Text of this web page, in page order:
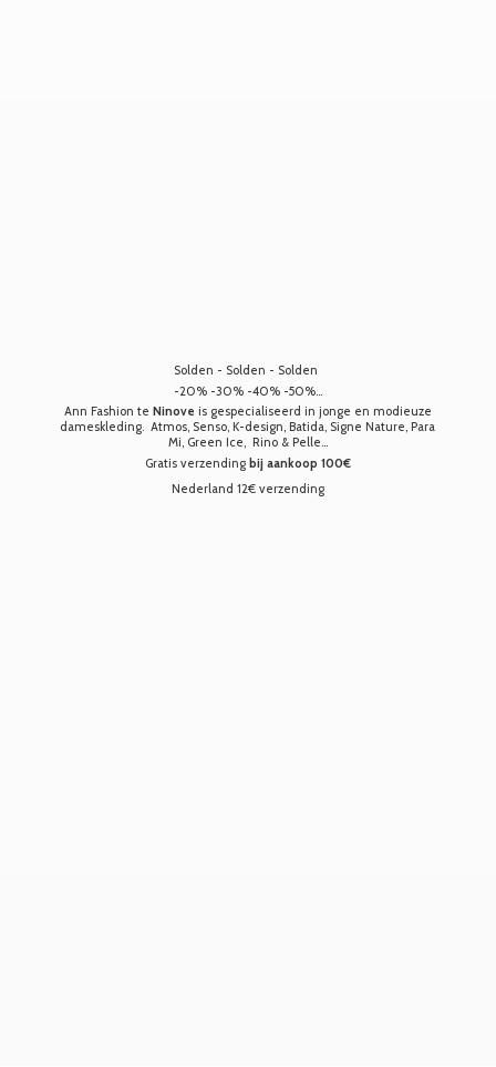
Solden - Solden - Solden
-20% -30% -40% -50%...
Ann Fashion te Ninove is gespecialiseerd in jonge en modieuze
dameskleding. Atmos, Senso, K-design, Batida, Signe Nature, Para
Mi, Green Ice, Rino & Pelle...
Gratis verzending bij aankoop 100€
Nederland 12€ verzending